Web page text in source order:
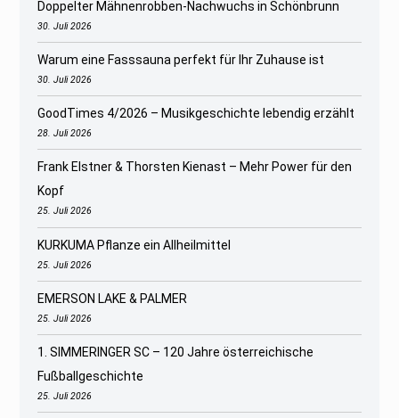
Doppelter Mähnenrobben-Nachwuchs in Schönbrunn
30. Juli 2026
Warum eine Fasssauna perfekt für Ihr Zuhause ist
30. Juli 2026
GoodTimes 4/2026 – Musikgeschichte lebendig erzählt
28. Juli 2026
Frank Elstner & Thorsten Kienast – Mehr Power für den
Kopf
25. Juli 2026
KURKUMA Pflanze ein Allheilmittel
25. Juli 2026
EMERSON LAKE & PALMER
25. Juli 2026
1. SIMMERINGER SC – 120 Jahre österreichische
Fußballgeschichte
25. Juli 2026